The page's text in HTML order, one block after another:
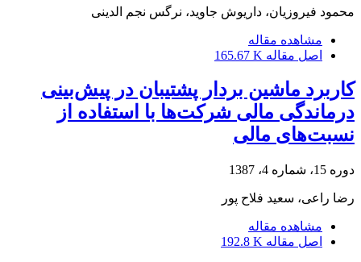
محمود فیروزیان، داریوش جاوید، نرگس نجم الدینی
مشاهده مقاله
اصل مقاله 165.67 K
کاربرد ماشین بردار پشتیبان در پیش‌بینی
درماندگی مالی شرکت‌ها با استفاده از
نسبت‌های مالی
دوره 15، شماره 4، 1387
رضا راعی، سعید فلاح پور
مشاهده مقاله
اصل مقاله 192.8 K